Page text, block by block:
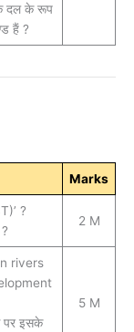
दल के रूप
हैं ?
Marks
?
2 M
rivers
पर इसके
5 M